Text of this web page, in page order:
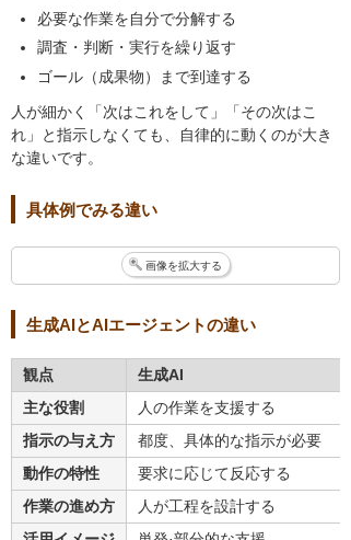
必要な作業を自分で分解する
調査・判断・実行を繰り返す
ゴール（成果物）まで到達する
人が細かく「次はこれをして」「その次はこ
れ」と指示しなくても、自律的に動くのが大き
な違いです。
具体例でみる違い
画像を拡大する
生成AIとAIエージェントの違い
観点
生成AI
主な役割
人の作業を支援する
指示の与え方
都度、具体的な指示が必要
動作の特性
要求に応じて反応する
作業の進め方
人が工程を設計する